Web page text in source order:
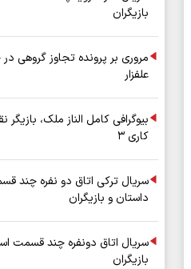
بازیگران
مروری بر پرونده تجاوز گروهی
علفزار
بیوگرافی کامل الناز ملک،
کاری ۳
سریال ترکی اتاق دو نفره چند
داستان و بازیگران
سریال اتاق دونفره چند قسمت
بازیگران